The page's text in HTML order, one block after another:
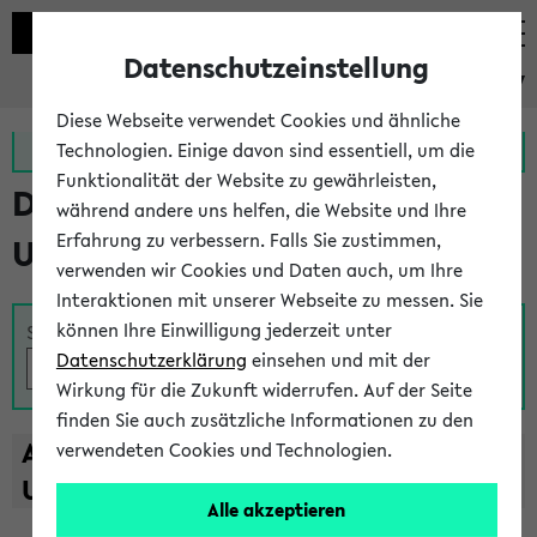
eKVV
Zur MeineUni App Zum MeineUni Portal
Das Lehrangebot der
Universität Bielefeld
Suche
A B C D E F G H I J K L M N O
U
V W X Y
Z
Datenschutzeinstellung
Diese Webseite verwendet Cookies und ähnliche
Technologien. Einige davon sind essentiell, um die
Funktionalität der Website zu gewährleisten,
während andere uns helfen, die Website und Ihre
Erfahrung zu verbessern. Falls Sie zustimmen,
verwenden wir Cookies und Daten auch, um Ihre
Interaktionen mit unserer Webseite zu messen. Sie
können Ihre Einwilligung jederzeit unter
Datenschutzerklärung einsehen und mit der
Wirkung für die Zukunft widerrufen. Auf der Seite
finden Sie auch zusätzliche Informationen zu den
verwendeten Cookies und Technologien.
Alle akzeptieren